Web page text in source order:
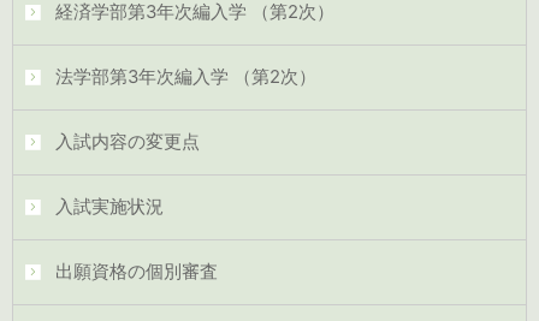
経済学部第3年次編入学 （第2次）
法学部第3年次編入学 （第2次）
入試内容の変更点
入試実施状況
出願資格の個別審査